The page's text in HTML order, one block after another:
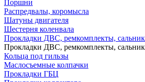
Поршни
Распредвалы, коромысла
Шатуны двигателя
Шестерня коленвала
Прокладки ДВС, ремкомплекты,
Прокладки ДВС, ремкомплекты,
Кольца под гильзы
Маслосъемные колпачки
Прокладки ГБЦ